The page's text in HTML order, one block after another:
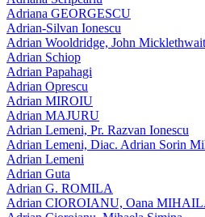
Adriana GEORGESCU
Adrian-Silvan Ionescu
Adrian Wooldridge, John Micklethwait
Adrian Schiop
Adrian Papahagi
Adrian Oprescu
Adrian MIROIU
Adrian MAJURU
Adrian Lemeni, Pr. Razvan Ionescu
Adrian Lemeni, Diac. Adrian Sorin
Adrian Lemeni
Adrian Guta
Adrian G. ROMILA
Adrian CIOROIANU, Oana